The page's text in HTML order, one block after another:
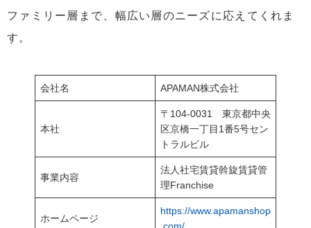
ファミリー層まで、幅広い層のニーズに応えてくれま
す。
会社名 APAMAN株式会社
本社
〒104-0031 東京都中央
区京橋一丁目1番5号セン
トラルビル
事業内容
法人社宅賃貸斡旋賃貸管
理Franchise
ホームページ
https://www.apamanshop
.com/